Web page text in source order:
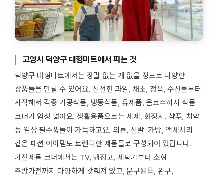
고양시 덕양구 대형마트에서 파는 것
덕양구 대형마트에서는 정말 없는 게 없을 정도로 다양한
상품들을 만날 수 있어요. 신선한 과일, 채소, 정육, 수산물부터
시작해서 각종 가공식품, 냉동식품, 유제품, 음료수까지 식품
코너가 엄청 넓어요. 생활용품으로는 세제, 화장지, 샴푸, 치약
등 일상 필수품들이 가득하고요. 의류, 신발, 가방, 액세서리
같은 패션 아이템도 트렌디한 제품들로 구성되어 있답니다.
가전제품 코너에서는 TV, 냉장고, 세탁기부터 소형
주방가전까지 다양하게 갖춰져 있고, 문구용품, 완구,